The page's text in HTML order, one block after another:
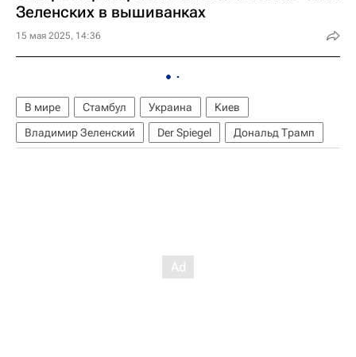
Зеленских в вышиванках
15 мая 2025, 14:36
В мире Стамбул Украина
Киев
Владимир Зеленский
Der Spiegel Дональд Трамп